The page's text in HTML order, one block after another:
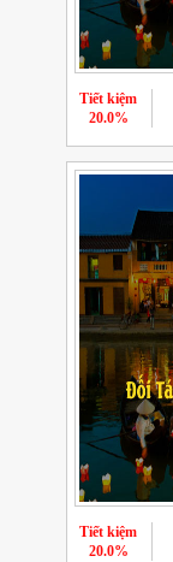
Tiết kiệm
20.0%
Tiết kiệm
20.0%